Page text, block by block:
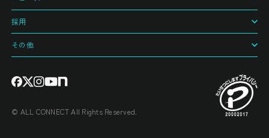
採用
その他
© ALL CONNECT All Rights Reserved.